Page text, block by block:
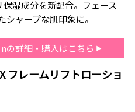
湿成分を新配合。フェース
ャープな肌印象に。
の詳細・購入はこちら
フレームリフトローショ